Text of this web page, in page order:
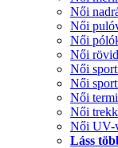
Női
Női
Női
Női
Női
Női
Női
Női
Női UV-
Láss